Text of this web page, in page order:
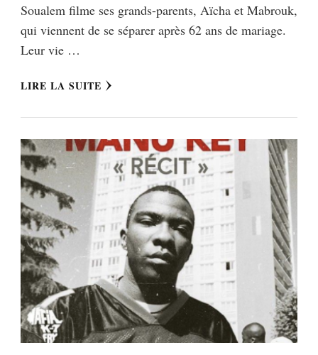
Soualem filme ses grands-parents, Aïcha et Mabrouk,
qui viennent de se séparer après 62 ans de mariage.
Leur vie …
LIRE LA SUITE